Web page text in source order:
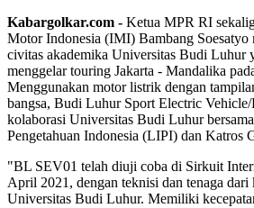
Kabargolkar.com - Ketua MPR RI
Motor Indonesia (IMI) Bambang Soesatyo
civitas akademika Universitas Budi Luhur
menggelar touring Jakarta - Mandalika
Menggunakan motor listrik dengan
bangsa, Budi Luhur Sport Electric
kolaborasi Universitas Budi Luhur
Pengetahuan Indonesia (LIPI) dan Katros
"BL SEV01 telah diuji coba di Sirkuit
April 2021, dengan teknisi dan tenaga dari
Universitas Budi Luhur. Memiliki